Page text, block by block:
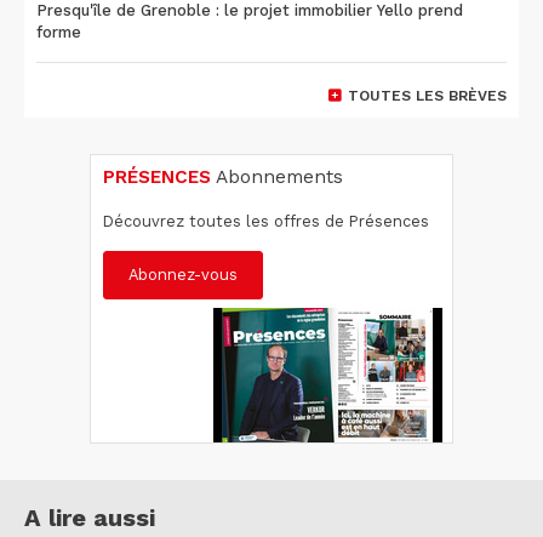
Presqu'île de Grenoble : le projet immobilier Yello prend
forme
TOUTES LES BRÈVES
PRÉSENCES Abonnements
Découvrez toutes les offres de Présences
Abonnez-vous
A lire aussi